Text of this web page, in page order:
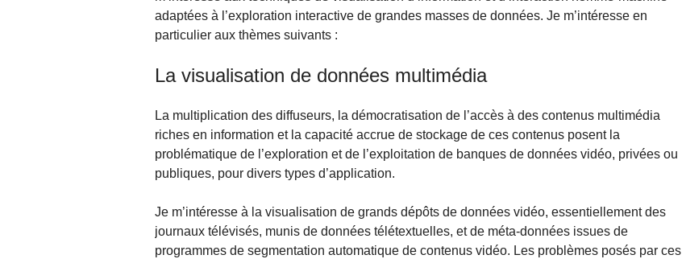
adaptées à l’exploration interactive de grandes masses de données. Je m’intéresse en
particulier aux thèmes suivants :
La visualisation de données multimédia
La multiplication des diffuseurs, la démocratisation de l’accès à des contenus multimédia
riches en information et la capacité accrue de stockage de ces contenus posent la
problématique de l’exploration et de l’exploitation de banques de données vidéo, privées ou
publiques, pour divers types d’application.
Je m’intéresse à la visualisation de grands dépôts de données vidéo, essentiellement des
journaux télévisés, munis de données télétextuelles, et de méta-données issues de
programmes de segmentation automatique de contenus vidéo. Les problèmes posés par ces